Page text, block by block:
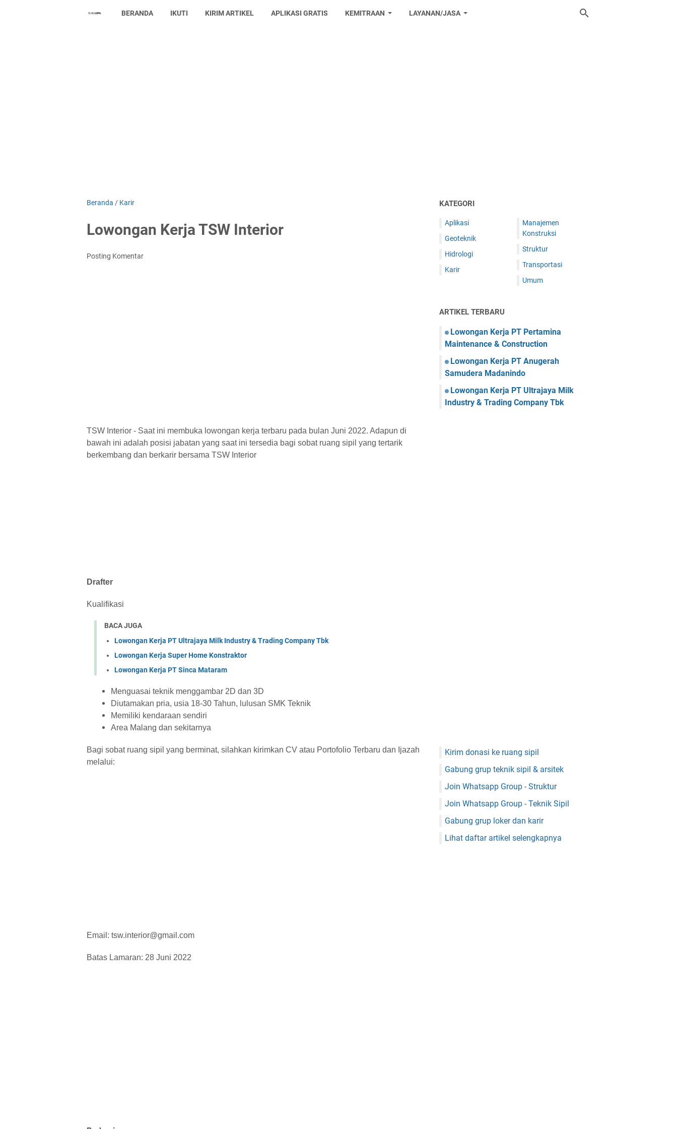
BERANDA IKUTI KIRIM ARTIKEL APLIKASI GRATIS KEMITRAAN LAYANAN/JASA
Beranda / Karir
Lowongan Kerja TSW Interior
Posting Komentar
TSW Interior - Saat ini membuka lowongan kerja terbaru pada bulan Juni 2022. Adapun di
bawah ini adalah posisi jabatan yang saat ini tersedia bagi sobat ruang sipil yang tertarik
berkembang dan berkarir bersama TSW Interior
Drafter
Kualifikasi
BACA JUGA
Lowongan Kerja PT Ultrajaya Milk Industry & Trading Company Tbk
Lowongan Kerja Super Home Konstraktor
Lowongan Kerja PT Sinca Mataram
Menguasai teknik menggambar 2D dan 3D
Diutamakan pria, usia 18-30 Tahun, lulusan SMK Teknik
Memiliki kendaraan sendiri
Area Malang dan sekitarnya
Bagi sobat ruang sipil yang berminat, silahkan kirimkan CV atau Portofolio Terbaru dan Ijazah
melalui:
Email: tsw.interior@gmail.com
Batas Lamaran: 28 Juni 2022
KATEGORI
Aplikasi
Geoteknik
Hidrologi
Karir
Manajemen
Konstruksi
Struktur
Transportasi
Umum
ARTIKEL TERBARU
Lowongan Kerja PT Pertamina
Maintenance & Construction
Lowongan Kerja PT Anugerah
Samudera Madanindo
Lowongan Kerja PT Ultrajaya Milk
Industry & Trading Company Tbk
Kirim donasi ke ruang sipil
Gabung grup teknik sipil & arsitek
Join Whatsapp Group - Struktur
Join Whatsapp Group - Teknik Sipil
Gabung grup loker dan karir
Lihat daftar artikel selengkapnya